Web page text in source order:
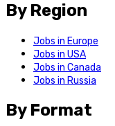
By Region
Jobs in Europe
Jobs in USA
Jobs in Canada
Jobs in Russia
By Format